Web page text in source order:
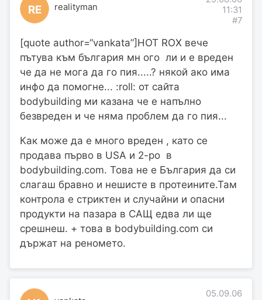
RE realityman
11:31
#7
[quote author=“vankata”]HOT ROX вече
пътува към българия мн ого ли и е вреден
че да не мога да го пия.....? някой ако има
инфо да помогне... :roll: от сайта
bodybuilding ми казана че е напълно
безвреден и че няма проблем да го пия...
Как може да е много вреден , като се
продава първо в USA и 2-ро в
bodybuilding.com. Това не е България да си
слагаш бравно и нешисте в протеините.Там
контрола е стриктен и случайни и опасни
продукти на пазара в САЩ едва ли ще
срешнеш. + това в bodybuilding.com си
държат на реномето.
05.09.06